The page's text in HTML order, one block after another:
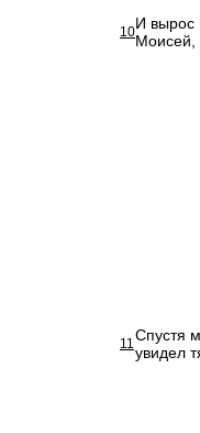
10И вырос
Моисей,
11Спустя
увидел